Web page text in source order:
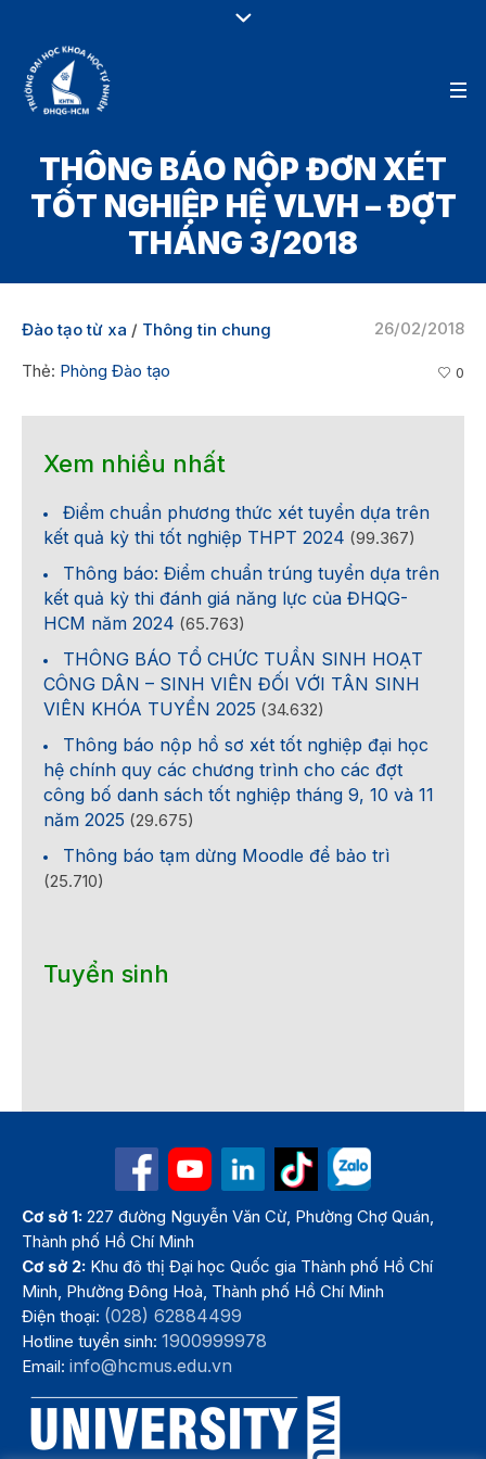
THÔNG BÁO NỘP ĐƠN XÉT
TỐT NGHIỆP HỆ VLVH – ĐỢT
THÁNG 3/2018
26/02/2018
Đào tạo từ xa / Thông tin chung
Thẻ: Phòng Đào tạo 0
Xem nhiều nhất
Điểm chuẩn phương thức xét tuyển dựa trên
kết quả kỳ thi tốt nghiệp THPT 2024 (99.367)
Thông báo: Điểm chuẩn trúng tuyển dựa trên
kết quả kỳ thi đánh giá năng lực của ĐHQG-
HCM năm 2024 (65.763)
THÔNG BÁO TỔ CHỨC TUẦN SINH HOẠT
CÔNG DÂN – SINH VIÊN ĐỐI VỚI TÂN SINH
VIÊN KHÓA TUYỂN 2025 (34.632)
Thông báo nộp hồ sơ xét tốt nghiệp đại học
hệ chính quy các chương trình cho các đợt
công bố danh sách tốt nghiệp tháng 9, 10 và 11
năm 2025 (29.675)
Thông báo tạm dừng Moodle để bảo trì
(25.710)
Tuyển sinh
Cơ sở 1: 227 đường Nguyễn Văn Cừ, Phường Chợ Quán,
Thành phố Hồ Chí Minh
Cơ sở 2: Khu đô thị Đại học Quốc gia Thành phố Hồ Chí
Minh, Phường Đông Hoà, Thành phố Hồ Chí Minh
Điện thoại: (028) 62884499
Hotline tuyển sinh:1900999978
Email:info@hcmus.edu.vn